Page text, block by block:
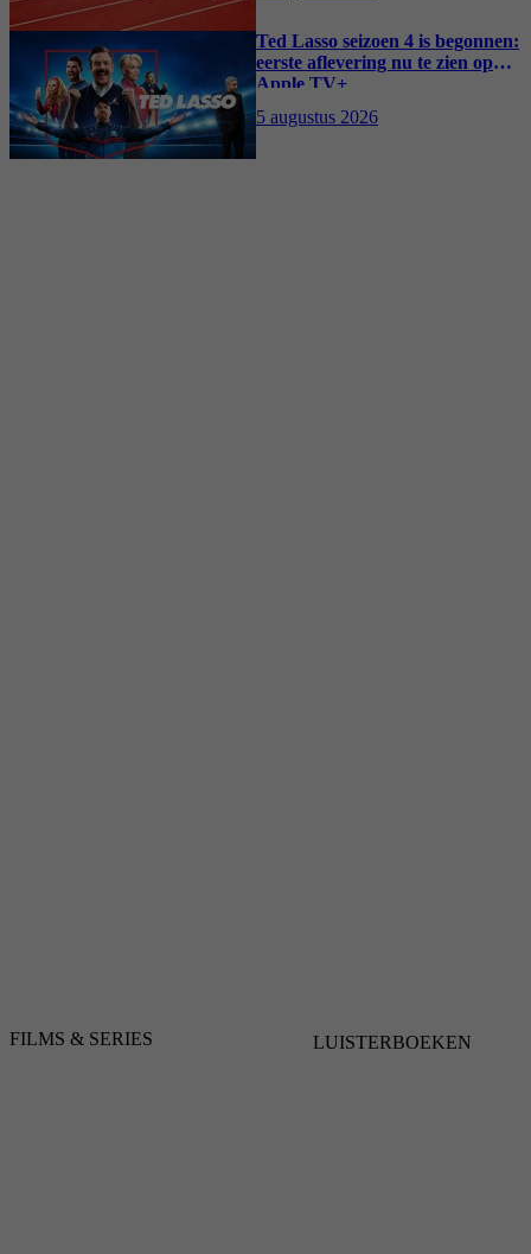
Ted Lasso seizoen 4 is begonnen:
eerste aflevering nu te zien op
Apple TV+
5 augustus 2026
FILMS & SERIES LUISTERBOEKEN